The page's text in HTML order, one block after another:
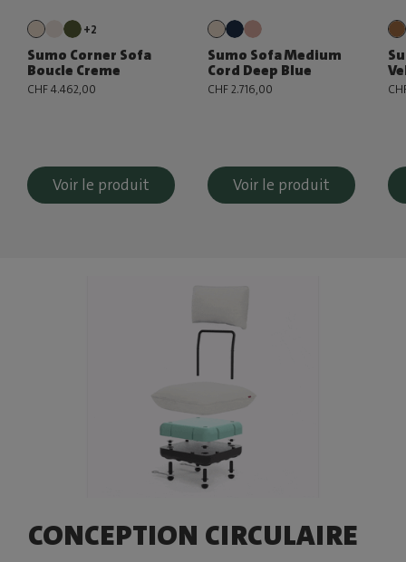
+2
Sumo Corner Sofa
Boucle Creme
CHF 4.462,00
Voir le produit
Sumo Sofa Medium
Cord Deep Blue
CHF 2.716,00
Voir le produit
CONCEPTION CIRCULAIRE